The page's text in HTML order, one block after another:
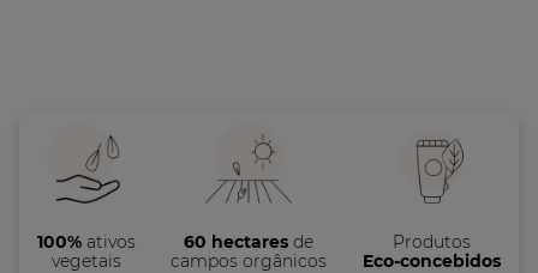
100%ativos
vegetais
60 hectares de
campos orgânicos
Produtos
Eco-concebidos